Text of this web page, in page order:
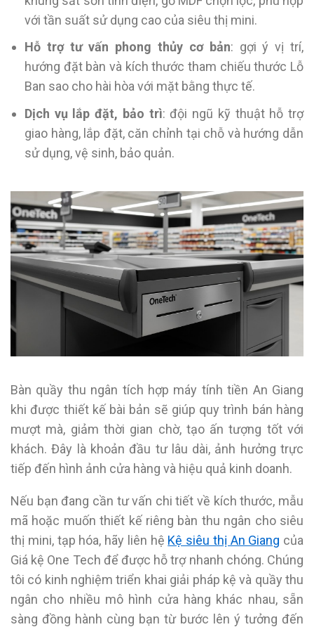
với tần suất sử dụng cao của siêu thị mini.
Hỗ trợ tư vấn phong thủy cơ bản: gợi ý vị trí,
hướng đặt bàn và kích thước tham chiếu thước Lỗ
Ban sao cho hài hòa với mặt bằng thực tế.
Dịch vụ lắp đặt, bảo trì: đội ngũ kỹ thuật hỗ trợ
giao hàng, lắp đặt, căn chỉnh tại chỗ và hướng dẫn
sử dụng, vệ sinh, bảo quản.
Bàn quầy thu ngân tích hợp máy tính tiền An Giang
khi được thiết kế bài bản sẽ giúp quy trình bán hàng
mượt mà, giảm thời gian chờ, tạo ấn tượng tốt với
khách. Đây là khoản đầu tư lâu dài, ảnh hưởng trực
tiếp đến hình ảnh cửa hàng và hiệu quả kinh doanh.
Nếu bạn đang cần tư vấn chi tiết về kích thước, mẫu
mã hoặc muốn thiết kế riêng bàn thu ngân cho siêu
thị mini, tạp hóa, hãy liên hệ Kệ siêu thị An Giang của
Giá kệ One Tech để được hỗ trợ nhanh chóng. Chúng
tôi có kinh nghiệm triển khai giải pháp kệ và quầy thu
ngân cho nhiều mô hình cửa hàng khác nhau, sẵn
sàng đồng hành cùng bạn từ bước lên ý tưởng đến